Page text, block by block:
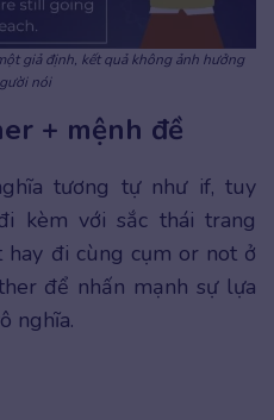
giả định, kết quả không ảnh hưởng
nói
+ mệnh đề
tương tự như if, tuy
kèm với sắc thái trang
đi cùng cụm or not ở
để nhấn mạnh sự lựa
nghĩa.